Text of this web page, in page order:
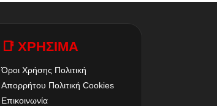
📑 ΧΡΗΣΙΜΑ
Όροι Χρήσης Πολιτική
Απορρήτου Πολιτική Cookies
Επικοινωνία